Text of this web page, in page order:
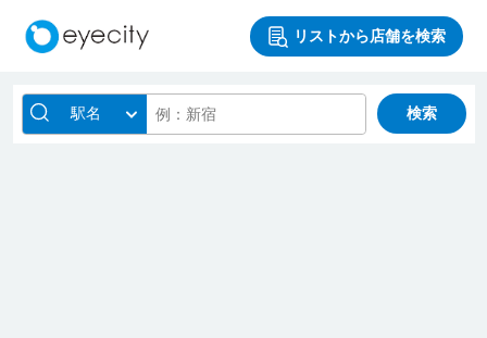
リストから店舗を検索
駅名 検索